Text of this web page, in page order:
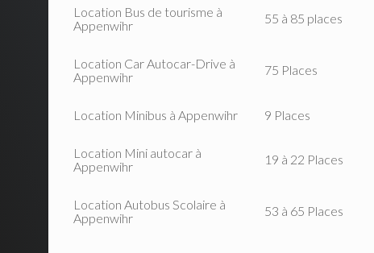
Location Bus de tourisme à
Appenwihr
55 à 85 places
Location Car Autocar-Drive à
Appenwihr
75 Places
Location Minibus à Appenwihr 9 Places
Location Mini autocar à
Appenwihr
19 à 22 Places
Location Autobus Scolaire à
Appenwihr
53 à 65 Places